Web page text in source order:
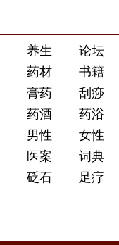
养生
论坛
药材
书籍
膏药
刮痧
药酒
药浴
男性
女性
医案
词典
砭石 足疗